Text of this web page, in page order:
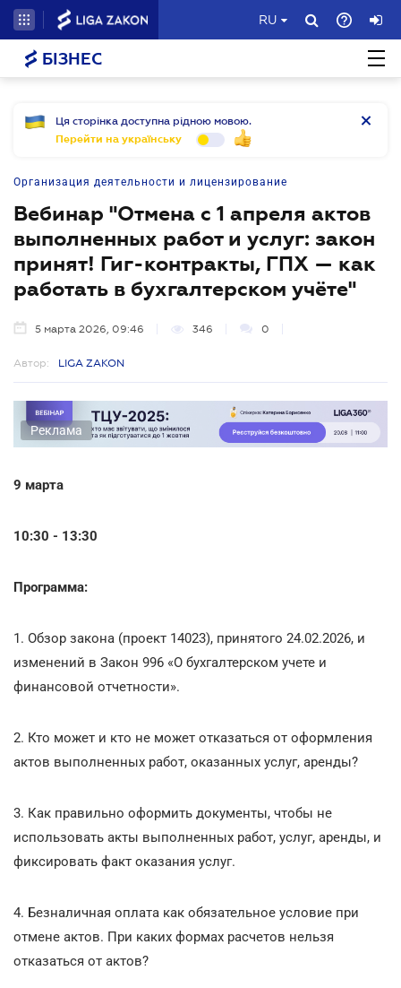
RU
БІЗНЕС
Ця сторінка доступна рідною мовою.
Перейти на українську
Организация деятельности и лицензирование
Вебинар "Отмена с 1 апреля актов
выполненных работ и услуг: закон
принят! Гиг-контракты, ГПХ — как
работать в бухгалтерском учёте"
5 марта 2026, 09:46 346 0
Автор: LIGA ZAKON
Реклама
9 марта
10:30 - 13:30
Программа:
1. Обзор закона (проект 14023), принятого 24.02.2026, и
изменений в Закон 996 «О бухгалтерском учете и
финансовой отчетности».
2. Кто может и кто не может отказаться от оформления
актов выполненных работ, оказанных услуг, аренды?
3. Как правильно оформить документы, чтобы не
использовать акты выполненных работ, услуг, аренды, и
фиксировать факт оказания услуг.
4. Безналичная оплата как обязательное условие при
отмене актов. При каких формах расчетов нельзя
отказаться от актов?